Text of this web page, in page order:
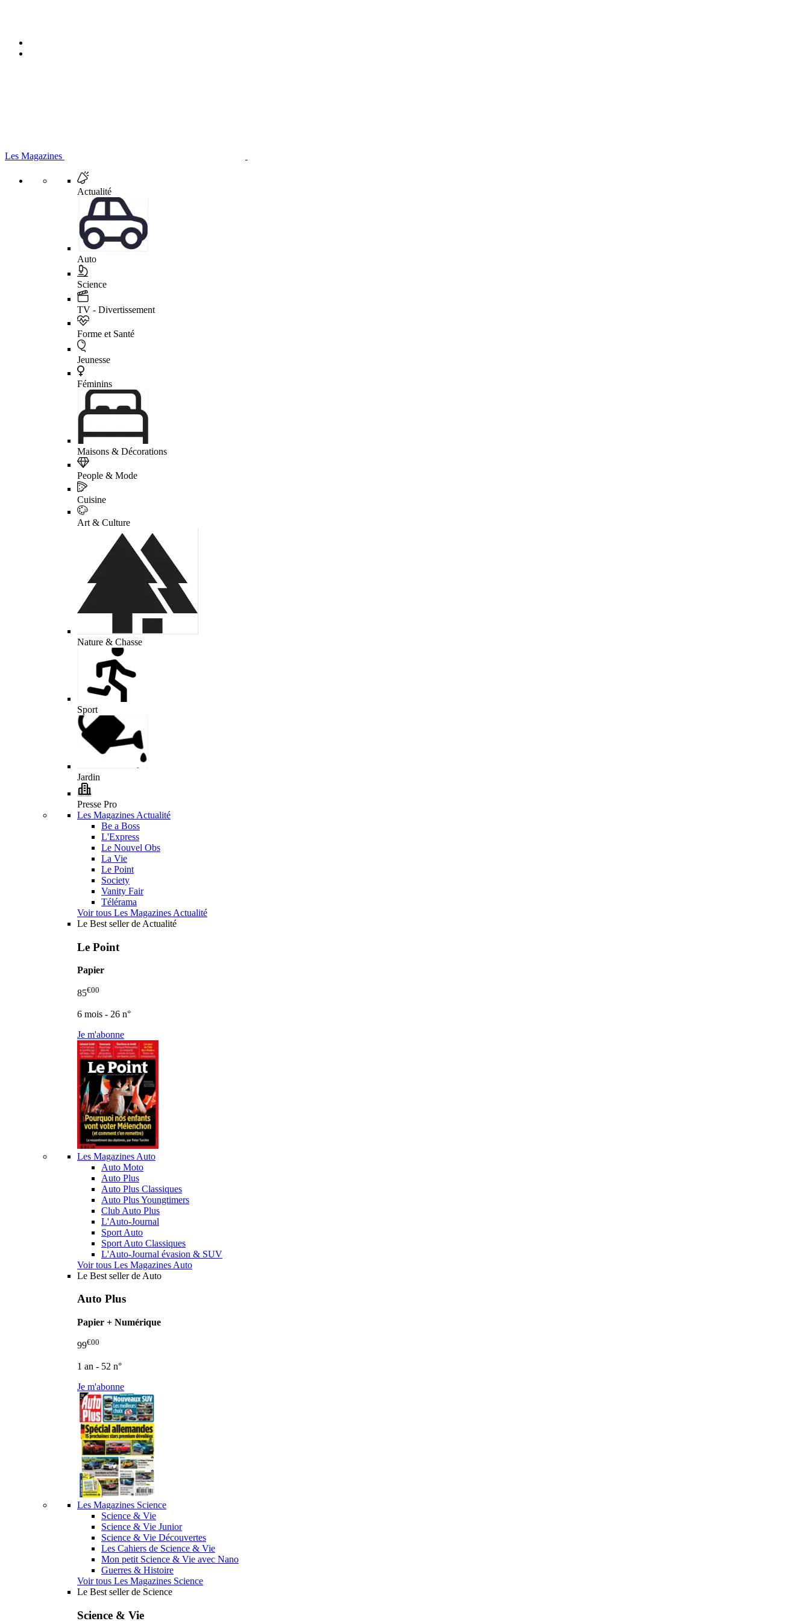
Les Magazines
Actualité
Auto
Science
TV - Divertissement
Forme et Santé
Jeunesse
Féminins
Maisons & Décorations
People & Mode
Cuisine
Art & Culture
Nature & Chasse
Sport
Jardin
Presse Pro
Les Magazines Actualité
Be a Boss
L'Express
Le Nouvel Obs
La Vie
Le Point
Society
Vanity Fair
Télérama
Voir tous Les Magazines Actualité
Le Best seller de Actualité
Le Point
Papier
85€00
6 mois - 26 n°
Je m'abonne
Les Magazines Auto
Auto Moto
Auto Plus
Auto Plus Classiques
Auto Plus Youngtimers
Club Auto Plus
L'Auto-Journal
Sport Auto
Sport Auto Classiques
L'Auto-Journal évasion & SUV
Voir tous Les Magazines Auto
Le Best seller de Auto
Auto Plus
Papier + Numérique
99€00
1 an - 52 n°
Je m'abonne
Les Magazines Science
Science & Vie
Science & Vie Junior
Science & Vie Découvertes
Les Cahiers de Science & Vie
Mon petit Science & Vie avec Nano
Guerres & Histoire
Voir tous Les Magazines Science
Le Best seller de Science
Science & Vie